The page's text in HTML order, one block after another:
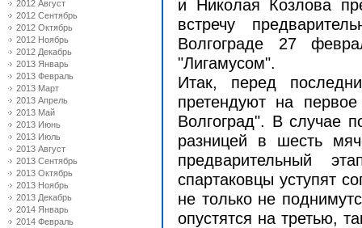
2012 Август
2012 Сентябрь
2012 Октябрь
2012 Ноябрь
2012 Декабрь
2013 Январь
2013 Февраль
2013 Март
2013 Апрель
2013 Май
2013 Июнь
2013 Июль
2013 Август
2013 Сентябрь
2013 Октябрь
2013 Ноябрь
2013 Декабрь
2014 Январь
2014 Февраль
и Николая Козлова
встречу
Волгограде 27
"Лигамусом".
Итак, перед
претендуют на
Волгоград". В случае
разницей в шесть
предварительный
спартаковцы уступят
не только не
опустятся на третью,